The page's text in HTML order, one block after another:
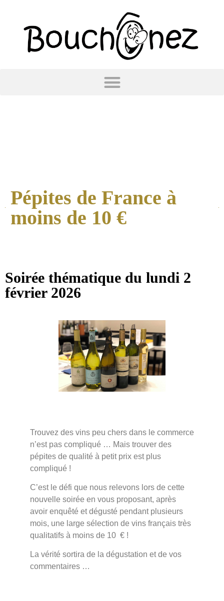
Pépites de France à
moins de 10 €
Soirée thématique du lundi 2
février 2026
Trouvez des vins peu chers dans le commerce
n’est pas compliqué … Mais trouver des
pépites de qualité à petit prix est plus
compliqué !
C’est le défi que nous relevons lors de cette
nouvelle soirée en vous proposant, après
avoir enquêté et dégusté pendant plusieurs
mois, une large sélection de vins français très
qualitatifs à moins de 10 € !
La vérité sortira de la dégustation et de vos
commentaires …